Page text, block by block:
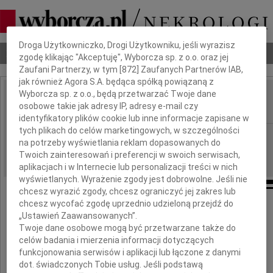
Nekrologi Odeszli Poradnik pogrzebowy
IMIĘ I NAZWISKO: Stanisław Naziębło
REGION: Gdańsk
DATA EMISJI: 04.02.2011
Z głębokim żalem zawiadamiamy,
odszedł kochany Mąż, Ojciec i Dziadek
Dbamy o Twoją prywatność
Droga Użytkowniczko, Drogi Użytkowniku, jeśli wyrazisz
zgodę klikając "Akceptuję", Wyborcza sp. z o.o. oraz jej
Zaufani Partnerzy, w tym [872 ] Zaufanych Partnerów IAB,
jak również Agora S.A. będąca spółką powiązaną z
Wyborcza sp. z o.o., będą przetwarzać Twoje dane
osobowe takie jak adresy IP, adresy e-mail czy
identyfikatory plików cookie lub inne informacje zapisane w
tych plikach do celów marketingowych, w szczególności
na potrzeby wyświetlania reklam dopasowanych do
Twoich zainteresowań i preferencji w swoich serwisach,
aplikacjach i w Internecie lub personalizacji treści w nich
wyświetlanych. Wyrażenie zgody jest dobrowolne. Jeśli nie
chcesz wyrazić zgody, chcesz ograniczyć jej zakres lub
chcesz wycofać zgodę uprzednio udzieloną przejdź do
„Ustawień Zaawansowanych”.
Twoje dane osobowe mogą być przetwarzane także do
celów badania i mierzenia informacji dotyczących
funkcjonowania serwisów i aplikacji lub łączone z danymi
dot. świadczonych Tobie usług. Jeśli podstawą